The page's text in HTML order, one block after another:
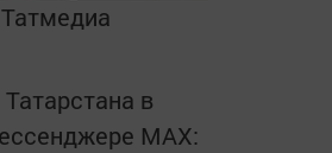
Татмедиа
в
MАХ: